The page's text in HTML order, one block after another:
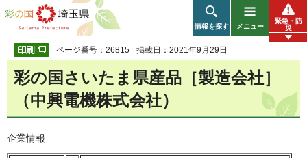
彩の国 埼玉県
情報を探す メニュー
緊急・防
災
ページ番号：26815 掲載日：2021年9月29日
彩の国さいたま県産品［製造会社］
（中興電機株式会社）
企業情報